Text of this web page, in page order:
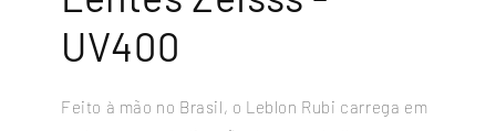
UV400
Feito à mão no Brasil, o Leblon Rubi carrega em